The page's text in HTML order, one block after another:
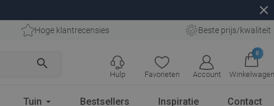
close
Hoge klantrecensies Beste prijs/kwaliteit
search
Favorieten Account
0
Winkelwagen
Hulp
Tuin Bestsellers Inspiratie Contact